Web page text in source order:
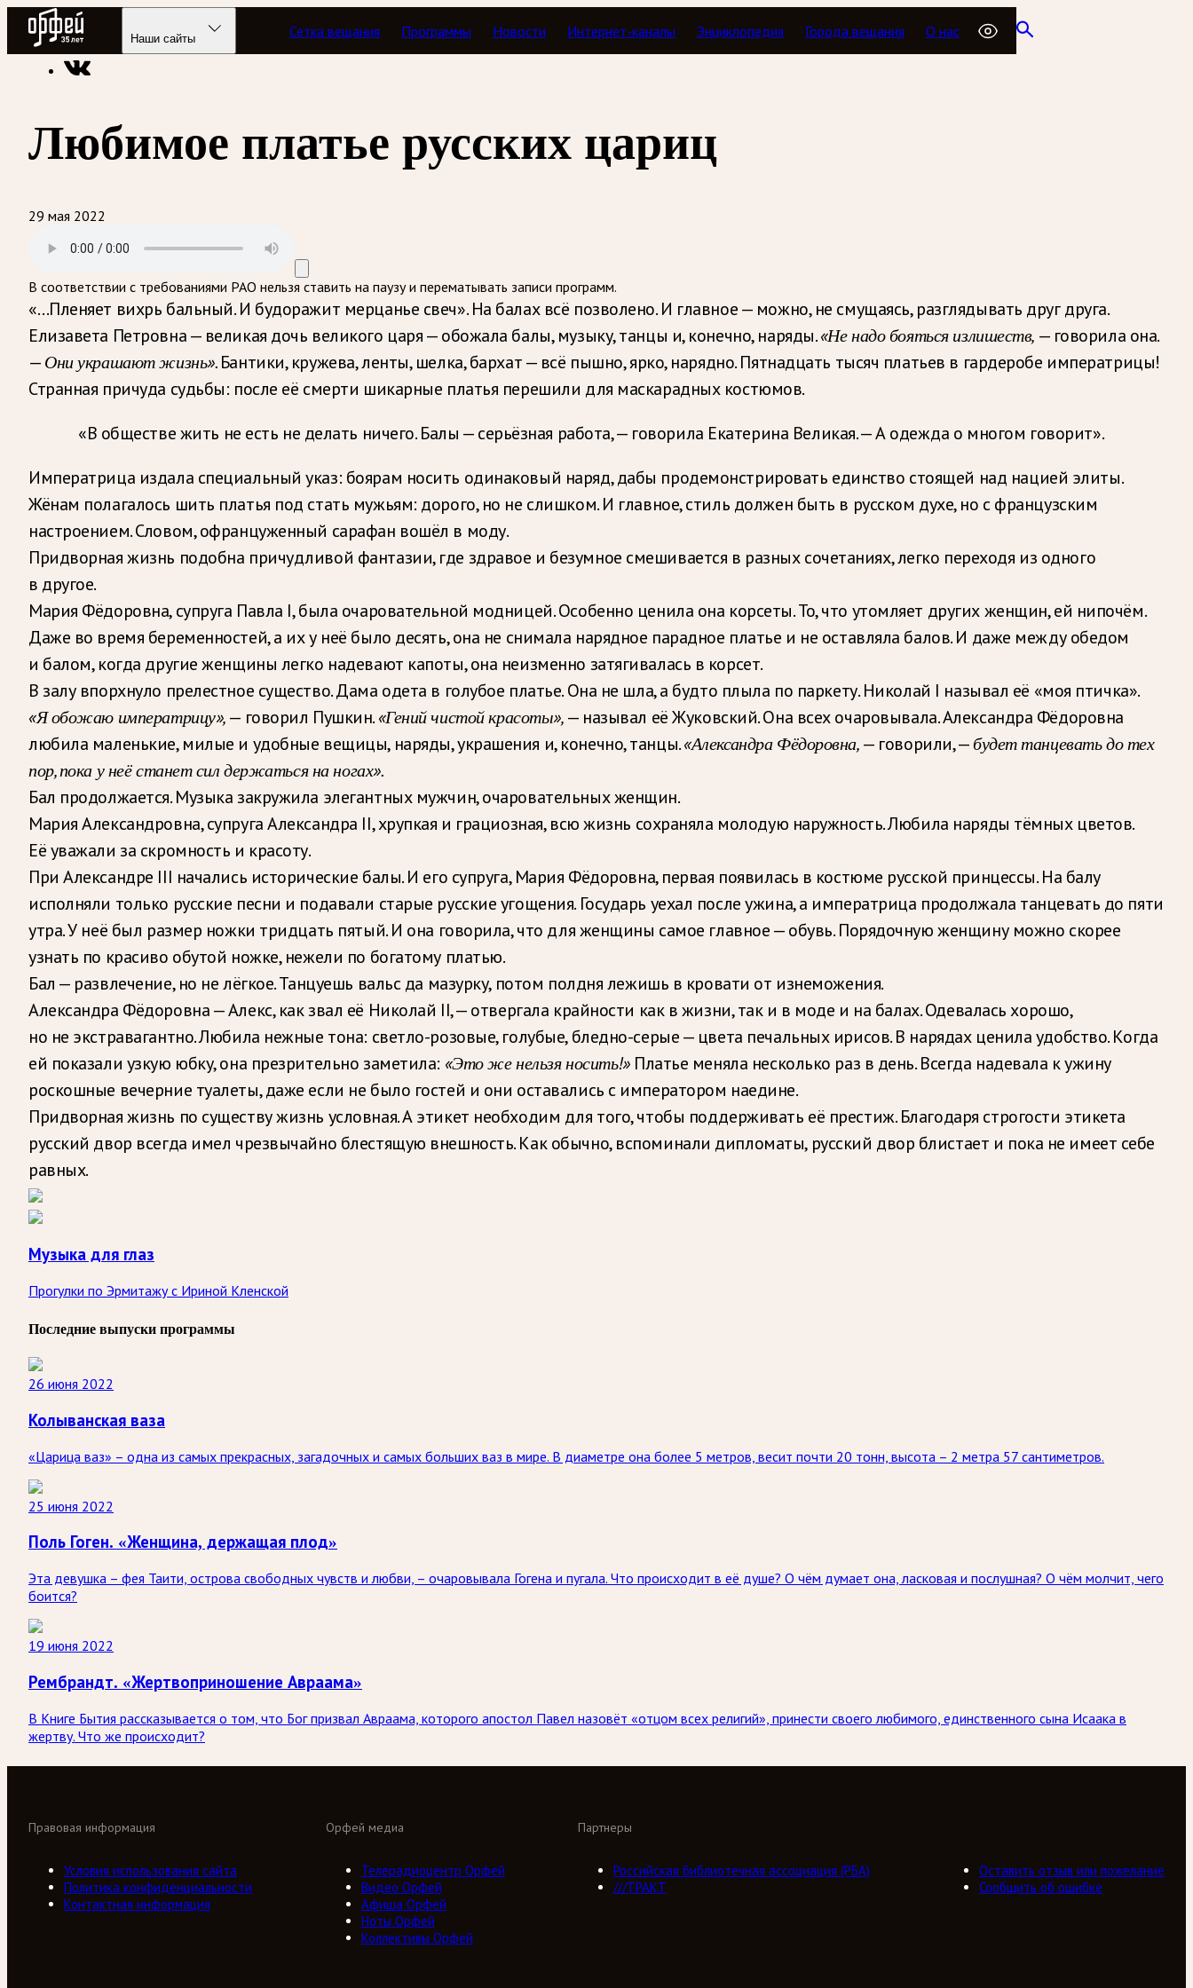
Радио Орфей
Наши сайты Сетка вещания Программы Новости Интернет-каналы Энциклопедия Города вещания О нас
Радио классической музыки «Орфей» Подкасты Музыка для глаз
Любимое платье русских цариц
29 мая 2022
В соответствии с требованиями РАО нельзя ставить на паузу и перематывать записи программ.
«…Пленяет вихрь бальный. И будоражит мерцанье свеч». На балах всё позволено. И главное — можно, не смущаясь, разглядывать друг друга.
Елизавета Петровна — великая дочь великого царя — обожала балы, музыку, танцы и, конечно, наряды.«Не надо бояться излишеств, — говорила она.
—Они украшают жизнь».Бантики, кружева, ленты, шелка, бархат — всё пышно, ярко, нарядно. Пятнадцать тысяч платьев в гардеробе императрицы!
Странная причуда судьбы: после её смерти шикарные платья перешили для маскарадных костюмов.
«В обществе жить не есть не делать ничего. Балы — серьёзная работа, — говорила Екатерина Великая. — А одежда о многом говорит».
Императрица издала специальный указ: боярам носить одинаковый наряд, дабы продемонстрировать единство стоящей над нацией элиты.
Жёнам полагалось шить платья под стать мужьям: дорого, но не слишком. И главное, стиль должен быть в русском духе, но с французским
настроением. Словом, офранцуженный сарафан вошёл в моду.
Придворная жизнь подобна причудливой фантазии, где здравое и безумное смешивается в разных сочетаниях, легко переходя из одного
в другое.
Мария Фёдоровна, супруга Павла I, была очаровательной модницей. Особенно ценила она корсеты. То, что утомляет других женщин, ей нипочём.
Даже во время беременностей, а их у неё было десять, она не снимала нарядное парадное платье и не оставляла балов. И даже между обедом
и балом, когда другие женщины легко надевают капоты, она неизменно затягивалась в корсет.
В залу впорхнуло прелестное существо. Дама одета в голубое платье. Она не шла, а будто плыла по паркету. Николай I называл её «моя птичка».
«Я обожаю императрицу»,— говорил Пушкин.«Гений чистой красоты»,— называл её Жуковский. Она всех очаровывала. Александра Фёдоровна
любила маленькие, милые и удобные вещицы, наряды, украшения и, конечно, танцы.«Александра Фёдоровна,— говорили, —будет танцевать до тех
пор, пока у неё станет сил держаться на ногах».
Бал продолжается. Музыка закружила элегантных мужчин, очаровательных женщин.
Мария Александровна, супруга Александра II, хрупкая и грациозная, всю жизнь сохраняла молодую наружность. Любила наряды тёмных цветов.
Её уважали за скромность и красоту.
При Александре III начались исторические балы. И его супруга, Мария Фёдоровна, первая появилась в костюме русской принцессы. На балу
исполняли только русские песни и подавали старые русские угощения. Государь уехал после ужина, а императрица продолжала танцевать до пяти
утра. У неё был размер ножки тридцать пятый. И она говорила, что для женщины самое главное — обувь. Порядочную женщину можно скорее
узнать по красиво обутой ножке, нежели по богатому платью.
Бал — развлечение, но не лёгкое. Танцуешь вальс да мазурку, потом полдня лежишь в кровати от изнеможения.
Александра Фёдоровна — Алекс, как звал её Николай II, — отвергала крайности как в жизни, так и в моде и на балах. Одевалась хорошо,
но не экстравагантно. Любила нежные тона: светло-розовые, голубые, бледно-серые — цвета печальных ирисов. В нарядах ценила удобство. Когда
ей показали узкую юбку, она презрительно заметила: «Это же нельзя носить!»Платье меняла несколько раз в день. Всегда надевала к ужину
роскошные вечерние туалеты, даже если не было гостей и они оставались с императором наедине.
Придворная жизнь по существу жизнь условная. А этикет необходим для того, чтобы поддерживать её престиж. Благодаря строгости этикета
русский двор всегда имел чрезвычайно блестящую внешность. Как обычно, вспоминали дипломаты, русский двор блистает и пока не имеет себе
равных.
Музыка для глаз
Прогулки по Эрмитажу с Ириной Кленской
Последние выпуски программы
26 июня 2022
Колыванская ваза
«Царица ваз» – одна из самых прекрасных, загадочных и самых больших ваз в мире. В диаметре она более 5 метров, весит почти 20 тонн, высота – 2 метра 57 сантиметров.
25 июня 2022
Поль Гоген. «Женщина, держащая плод»
Эта девушка – фея Таити, острова свободных чувств и любви, – очаровывала Гогена и пугала. Что происходит в её душе? О чём думает она, ласковая и послушная? О чём молчит, чего
боится?
19 июня 2022
Рембрандт. «Жертвоприношение Авраама»
В Книге Бытия рассказывается о том, что Бог призвал Авраама, которого апостол Павел назовёт «отцом всех религий», принести своего любимого, единственного сына Исаака в
жертву. Что же происходит?
Орфей медиа
Телерадиоцентр Орфей
Видео Орфей
Афиша Орфей
Ноты Орфей
Коллективы Орфей
Партнеры
Российская библиотечная ассоциация (РБА)
///ТРАКТ
Правовая информация
Условия использования сайта
Политика конфиденциальности
Контактная информация
Оставить отзыв или пожелание
Сообщить об ошибке